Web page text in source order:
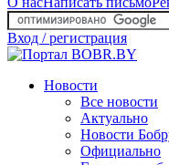
Вход / регистрация
Новости
Все новости
Актуально
Новости
Официально